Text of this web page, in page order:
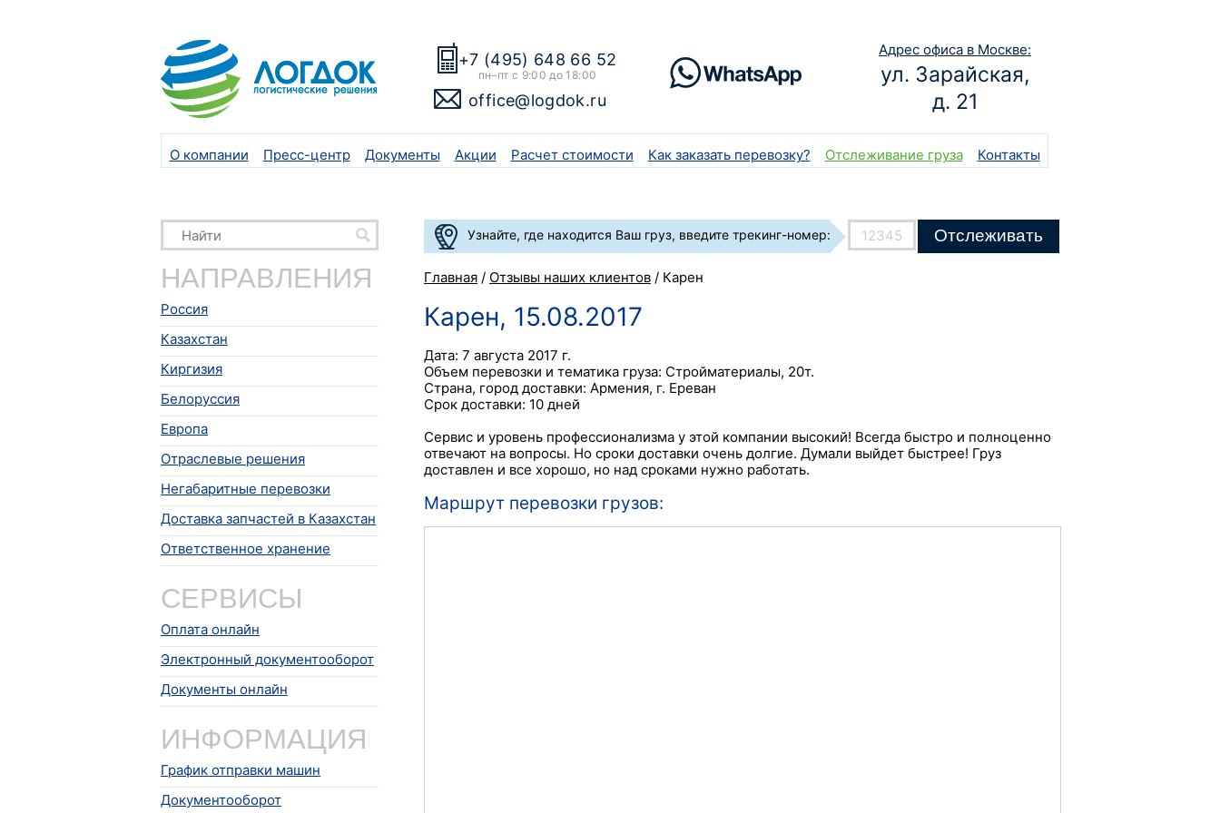
+7 (495) 648 66 52
пн–пт с 9:00 до 18:00
office@logdok.ru
Адрес офиса в Москве:
ул. Зарайская,
д. 21
О компании Пресс-центр Документы Акции Расчет стоимости Как заказать перевозку? Отслеживание груза Контакты
НАПРАВЛЕНИЯ
Россия
Казахстан
Киргизия
Белоруссия
Европа
Отраслевые решения
Негабаритные перевозки
Доставка запчастей в Казахстан
Ответственное хранение
СЕРВИСЫ
Оплата онлайн
Электронный документооборот
Документы онлайн
ИНФОРМАЦИЯ
График отправки машин
Документооборот
Узнайте, где находится Ваш груз, введите трекинг-номер: Отслеживать
Главная / Отзывы наших клиентов / Карен
Карен, 15.08.2017
Дата: 7 августа 2017 г.
Объем перевозки и тематика груза: Стройматериалы, 20т.
Страна, город доставки: Армения, г. Ереван
Срок доставки: 10 дней
Сервис и уровень профессионализма у этой компании высокий! Всегда быстро и полноценно
отвечают на вопросы. Но сроки доставки очень долгие. Думали выйдет быстрее! Груз
доставлен и все хорошо, но над сроками нужно работать.
Маршрут перевозки грузов: